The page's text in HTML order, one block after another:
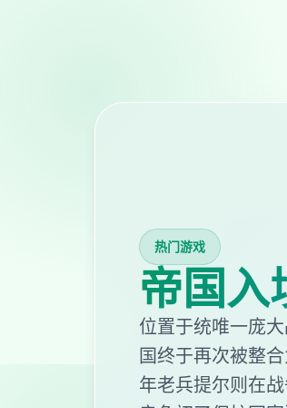
热门游戏
帝国入
位置于统唯一庞
国终于再次被整
年老兵提尔则在